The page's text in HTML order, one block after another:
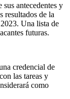
antecedentes y
resultados de la
Una lista de
futuras.
credencial de
las tareas y
como